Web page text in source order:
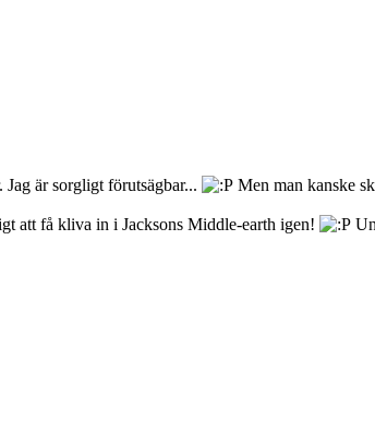
är sorgligt förutsägbar... Men man kanske
att få kliva in i Jacksons Middle-earth igen!